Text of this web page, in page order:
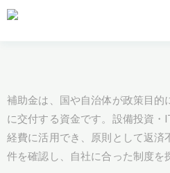
補助金は、国や自治体が政策目的
に交付する資金です。設備投資・
経費に活用でき、原則として返済
件を確認し、自社に合った制度を